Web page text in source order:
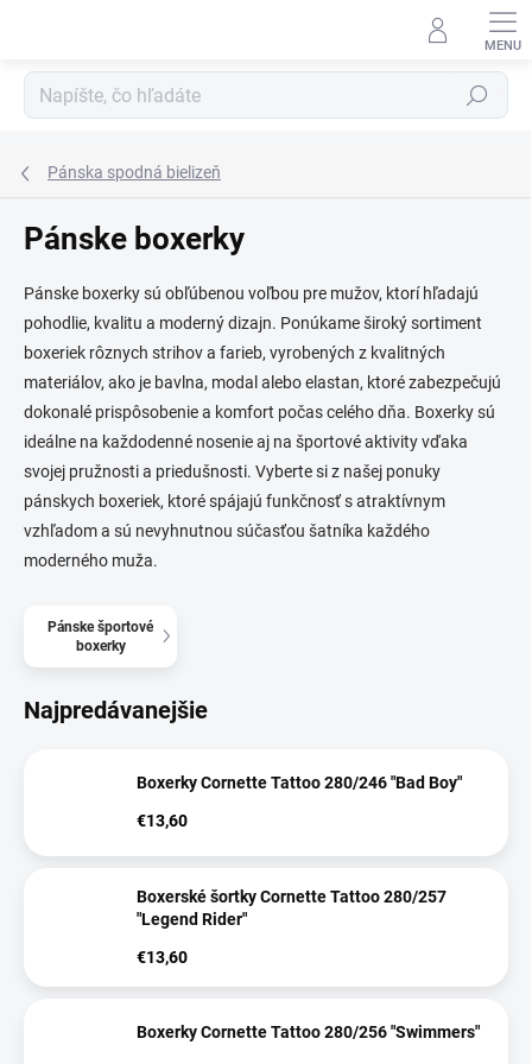
Hľadať
Pánska spodná bielizeň
Pánske boxerky
Pánske boxerky sú obľúbenou voľbou pre mužov, ktorí hľadajú
pohodlie, kvalitu a moderný dizajn. Ponúkame široký sortiment
boxeriek rôznych strihov a farieb, vyrobených z kvalitných
materiálov, ako je bavlna, modal alebo elastan, ktoré zabezpečujú
dokonalé prispôsobenie a komfort počas celého dňa. Boxerky sú
ideálne na každodenné nosenie aj na športové aktivity vďaka
svojej pružnosti a priedušnosti. Vyberte si z našej ponuky
pánskych boxeriek, ktoré spájajú funkčnosť s atraktívnym
vzhľadom a sú nevyhnutnou súčasťou šatníka každého
moderného muža.
Pánske športové
boxerky
Najpredávanejšie
Boxerky Cornette Tattoo 280/246 "Bad Boy"
€13,60
Boxerské šortky Cornette Tattoo 280/257
"Legend Rider"
€13,60
Boxerky Cornette Tattoo 280/256 "Swimmers"